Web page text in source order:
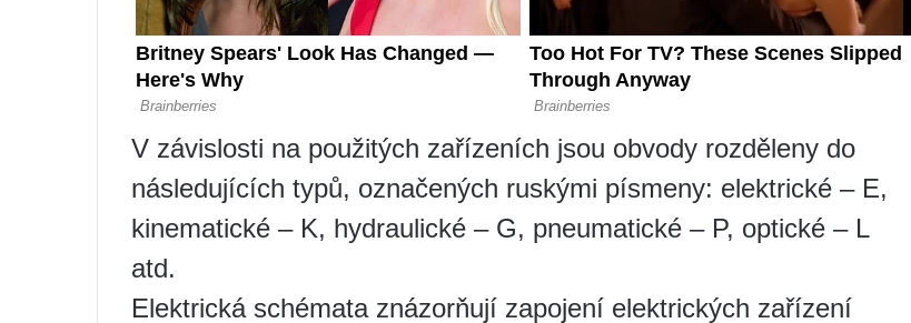
V závislosti na použitých zařízeních jsou obvody rozděleny do
následujících typů, označených ruskými písmeny: elektrické – E,
kinematické – K, hydraulické – G, pneumatické – P, optické – L
atd.
Elektrická schémata znázorňují zapojení elektrických zařízení